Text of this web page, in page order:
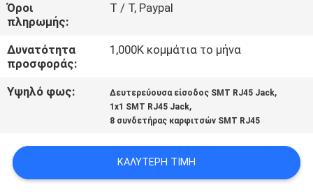
ΖΗΤΉΣΤΕ
ΈΝΑ
ΑΠΌΣΠΑΣΜΑ
ΠΟΛΙΤΙΚΉ
ΑΠΟΡΡΉΤΟΥ
Όροι
πληρωμής:
T / Τ, Paypal
Δυνατότητα
προσφοράς:
1,000K κομμάτια το μήνα
Υψηλό φως: Δευτερεύουσα είσοδος SMT RJ45 Jack,
1x1 SMT RJ45 Jack,
8 συνδετήρας καρφιτσών SMT RJ45
ΚΑΛΎΤΕΡΗ ΤΙΜΉ